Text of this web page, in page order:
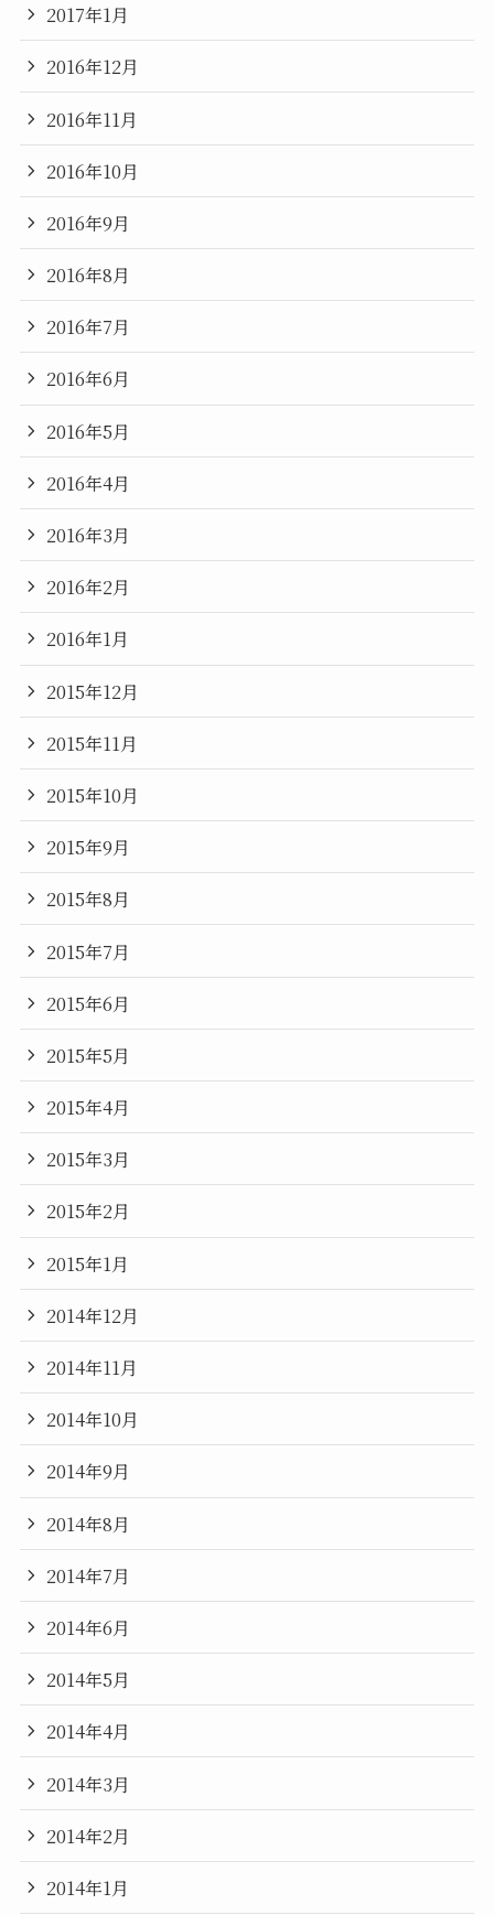
2017年1月
2016年12月
2016年11月
2016年10月
2016年9月
2016年8月
2016年7月
2016年6月
2016年5月
2016年4月
2016年3月
2016年2月
2016年1月
2015年12月
2015年11月
2015年10月
2015年9月
2015年8月
2015年7月
2015年6月
2015年5月
2015年4月
2015年3月
2015年2月
2015年1月
2014年12月
2014年11月
2014年10月
2014年9月
2014年8月
2014年7月
2014年6月
2014年5月
2014年4月
2014年3月
2014年2月
2014年1月